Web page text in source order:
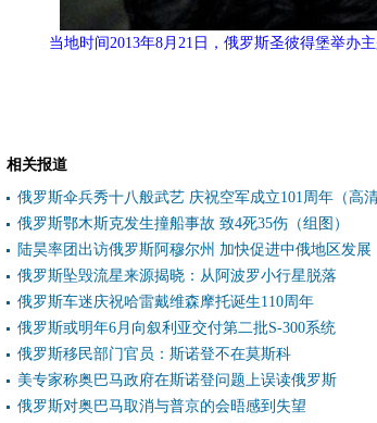
当地时间2013年8月21日，俄罗斯圣彼得堡举办
相关报道
俄罗斯伞兵秀十八般武艺 庆祝空军成立101周年（高清
俄罗斯鄂木斯克发生撞船事故 致4死35伤（组图）
陆昊率团出访俄罗斯阿穆尔州 加快促进中俄地区发展
俄罗斯坠毁流星来源揭晓：从阿波罗小行星脱落
俄罗斯车迷庆祝哈雷戴维森摩托诞生110周年
俄罗斯或明年6月向叙利亚交付第二批S-300系统
俄罗斯移民部门官员：斯诺登不在莫斯科
美专家称奥巴马政府在斯诺登问题上误读俄罗斯
俄罗斯对奥巴马取消与普京的会晤感到失望